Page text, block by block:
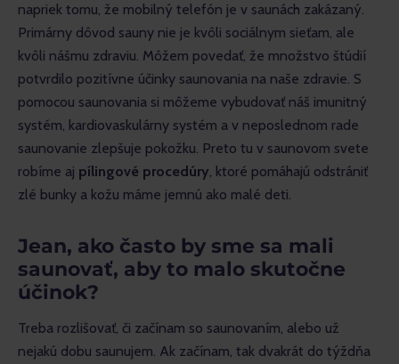
napriek tomu, že mobilný telefón je v saunách zakázaný.
Primárny dôvod sauny nie je kvôli sociálnym sieťam, ale
kvôli nášmu zdraviu. Môžem povedať, že množstvo štúdií
potvrdilo pozitívne účinky saunovania na naše zdravie. S
pomocou saunovania si môžeme vybudovať náš imunitný
systém, kardiovaskulárny systém a v neposlednom rade
saunovanie zlepšuje pokožku. Preto tu v saunovom svete
robíme aj pílingové procedúry, ktoré pomáhajú odstrániť
zlé bunky a kožu máme jemnú ako malé deti.
Jean, ako často by sme sa mali
saunovať, aby to malo skutočne
účinok?
Treba rozlišovať, či začínam so saunovaním, alebo už
nejakú dobu saunujem. Ak začínam, tak dvakrát do týždňa